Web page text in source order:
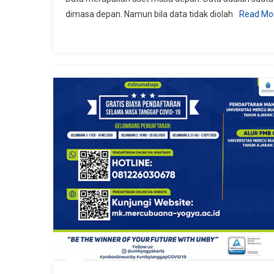
dimasa depan. Namun bila data tidak diolah
Read